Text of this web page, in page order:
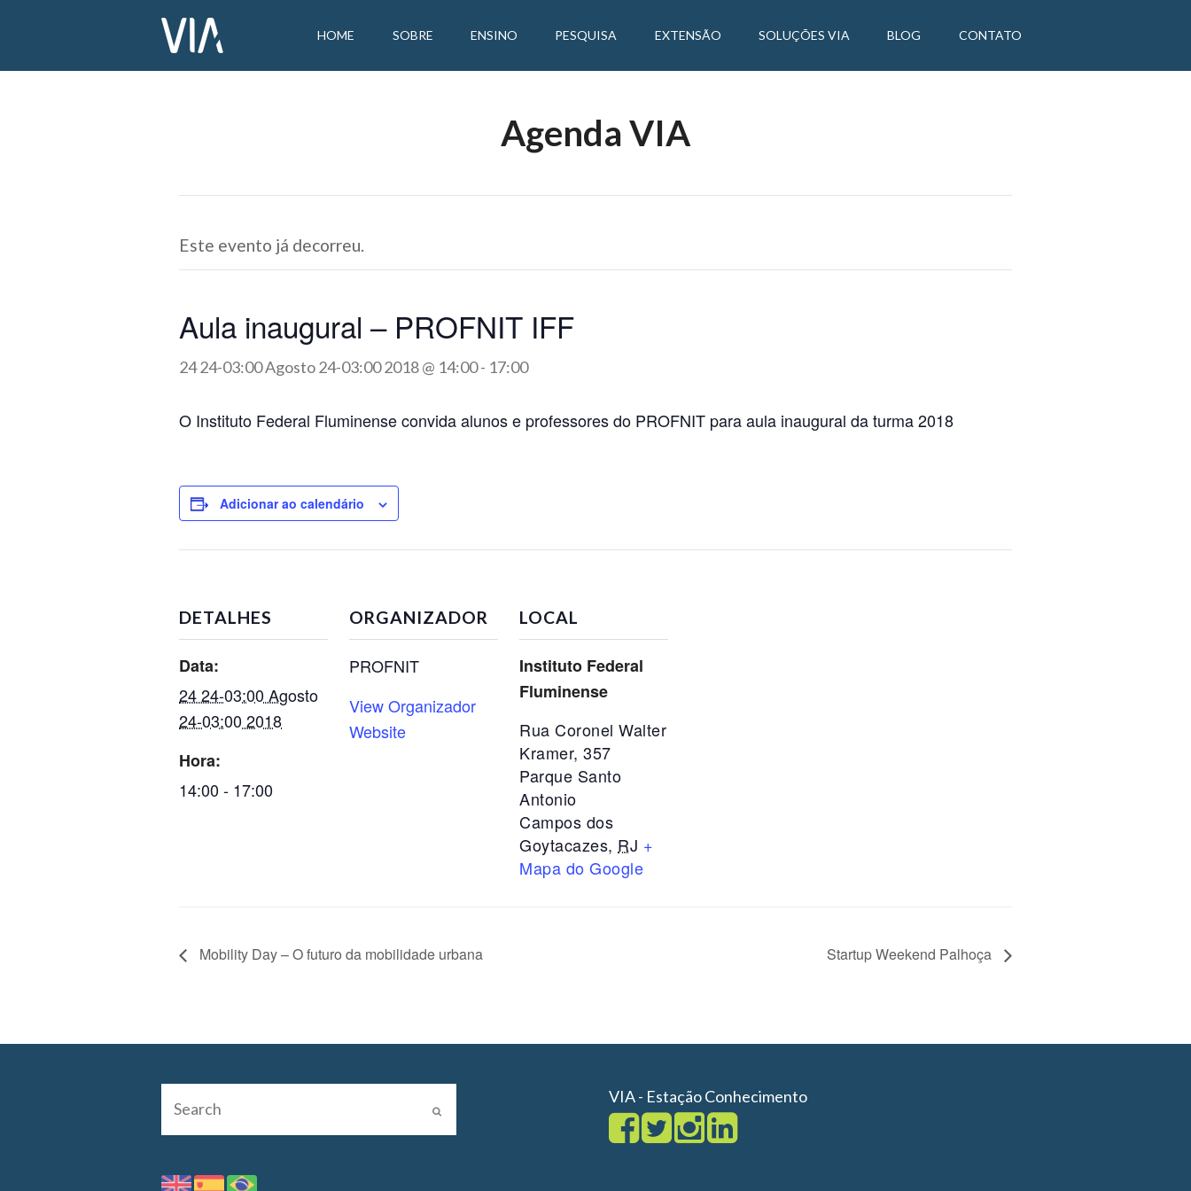
HOME SOBRE ENSINO PESQUISA EXTENSÃO SOLUÇÕES VIA BLOG CONTATO
Agenda VIA
Este evento já decorreu.
Aula inaugural – PROFNIT IFF
24 24-03:00 Agosto 24-03:00 2018 @ 14:00- 17:00
O Instituto Federal Fluminense convida alunos e professores do PROFNIT para aula inaugural da turma 2018
Adicionar ao calendário
DETALHES
Data:
24 24-03:00 Agosto
24-03:00 2018
Hora:
14:00 - 17:00
ORGANIZADOR
PROFNIT
View Organizador
Website
LOCAL
Instituto Federal
Fluminense
Rua Coronel Walter
Kramer, 357
Parque Santo
Antonio
Campos dos
Goytacazes, RJ +
Mapa do Google
Mobility Day – O futuro da mobilidade urbana Startup Weekend Palhoça
VIA - Estação Conhecimento